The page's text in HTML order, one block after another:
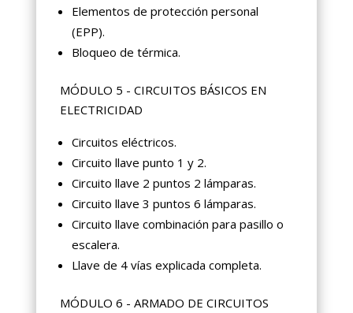
Elementos de protección personal
(EPP).
Bloqueo de térmica.
MÓDULO 5 - CIRCUITOS BÁSICOS EN
ELECTRICIDAD
Circuitos eléctricos.
Circuito llave punto 1 y 2.
Circuito llave 2 puntos 2 lámparas.
Circuito llave 3 puntos 6 lámparas.
Circuito llave combinación para pasillo o
escalera.
Llave de 4 vías explicada completa.
MÓDULO 6 - ARMADO DE CIRCUITOS